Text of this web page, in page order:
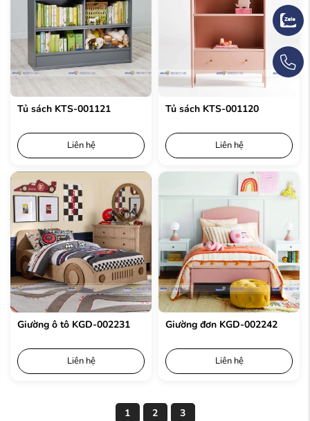
Tủ sách KTS-001121
Liên hệ
Tủ sách KTS-001120
Liên hệ
Giường ô tô KGD-002231
Liên hệ
Giường đơn KGD-002242
Liên hệ
1 2 3